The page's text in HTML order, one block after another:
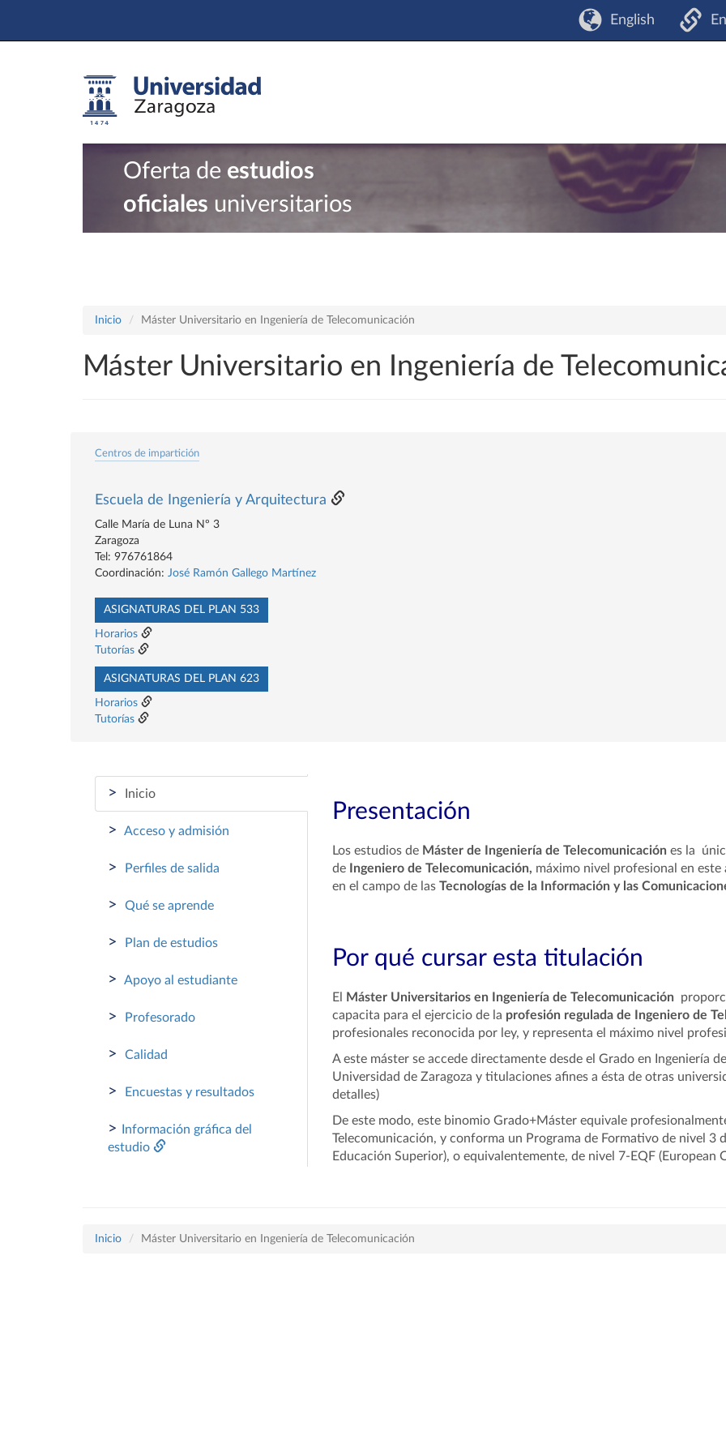
English
Oferta de estudios
oficiales universitarios
Inicio Máster Universitario en Ingeniería de Telecomunicación
Máster Universitario en Ingeniería de
Centros de impartición
Escuela de Ingeniería y Arquitectura
Calle María de Luna Nº 3
Zaragoza
Tel: 976761864
Coordinación: José Ramón Gallego Martínez
ASIGNATURAS DEL PLAN 533
Horarios
Tutorías
ASIGNATURAS DEL PLAN 623
Horarios
Tutorías
> Inicio
> Acceso y admisión
> Perfiles de salida
> Qué se aprende
> Plan de estudios
> Apoyo al estudiante
> Profesorado
> Calidad
> Encuestas y resultados
>
Información gráfica del
estudio
Presentación
Los estudios de Máster de Ingeniería de Telecomunicación es la
de
Ingeniero de Telecomunicación, máximo nivel profesional en
en el campo de las Tecnologías de la Información y las
Por qué cursar esta titulación
El Máster Universitarios en Ingeniería de Telecomunicación
capacita para el ejercicio de la profesión regulada de Ingeniero de
profesionales reconocida por ley, y representa el máximo nivel
A este máster se accede directamente desde el Grado en Ingeniería
Universidad de Zaragoza y titulaciones afines a ésta de otras
detalles)
De este modo, este binomio Grado+Máster equivale
Telecomunicación, y conforma un Programa de Formativo denivel 3
Educación Superior), o equivalentemente, de nivel 7-EQF (European
Inicio Máster Universitario en Ingeniería de Telecomunicación